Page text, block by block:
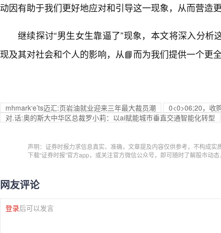
动因有助于我们更好地应对和引导这一现象，从而营造
继续探讨“男生女生靠逼了”现象，本文将深入分析
现及其对社会和个人的影响，从📘而为我们提供一个更
mhmark‘e’ts迈汇:页岩油就业迎来三年最大裁员潮
0<0>06;20，收
对.话:奥的斯大中华区总裁罗小莉：以ai赋能城市垂直交通智能化转型
声明：证券时报力求信息真实、准确，文章提及内容仅供参考，不构成实
下载“证券时报”官方app，或关注官方微信公众号，即可随时了解股市动
网友评论
登录后可以发言